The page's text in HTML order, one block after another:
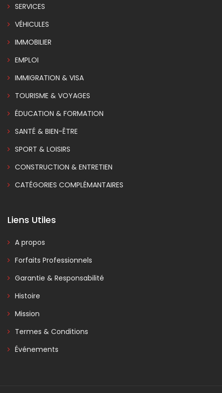
SERVICES
VÉHICULES
IMMOBILIER
EMPLOI
IMMIGRATION & VISA
TOURISME & VOYAGES
ÉDUCATION & FORMATION
SANTÉ & BIEN-ÊTRE
SPORT & LOISIRS
CONSTRUCTION & ENTRETIEN
CATÉGORIES COMPLÉMANTAIRES
Liens Utiles
A propos
Forfaits Professionnels
Garantie & Responsabilité
Histoire
Mission
Termes & Conditions
Événements